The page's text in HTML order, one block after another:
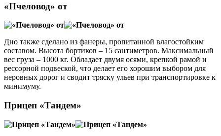
«Пчеловод» от
Дно также сделано из фанеры, пропитанной влагостойким
составом. Высота бортиков – 15 сантиметров. Максимальный
вес груза – 1000 кг. Обладает двумя осями, крепкой рамой и
рессорной подвеской, что делает его хорошим выбором для
неровных дорог и сводит тряску ульев при транспортировке к
минимуму.
Прицеп «Тандем»